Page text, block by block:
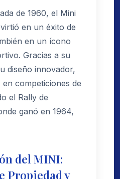
de 1960, el Mini
en un éxito de
en un ícono
Gracias a su
diseño innovador,
competiciones de
el Rally de
ganó en 1964,
del MINI:
Propiedad y